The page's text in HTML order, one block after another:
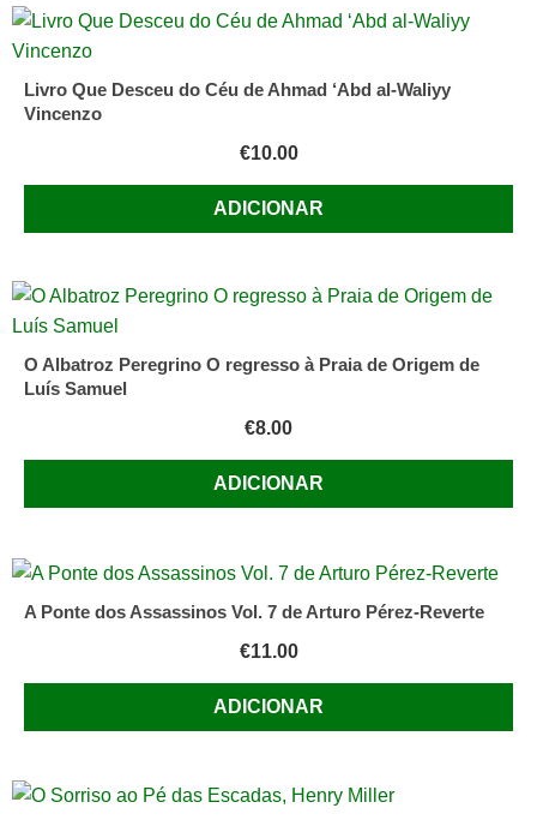
Livro Que Desceu do Céu de Ahmad ‘Abd al-Waliyy
Vincenzo
€10.00
ADICIONAR
O Albatroz Peregrino O regresso à Praia de Origem de
Luís Samuel
€8.00
ADICIONAR
A Ponte dos Assassinos Vol. 7 de Arturo Pérez-Reverte
€11.00
ADICIONAR